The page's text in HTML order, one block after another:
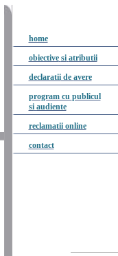
home
obiective si atributii
declaratiide avere
program cu publicul
si audiente
reclamatiionline
contact